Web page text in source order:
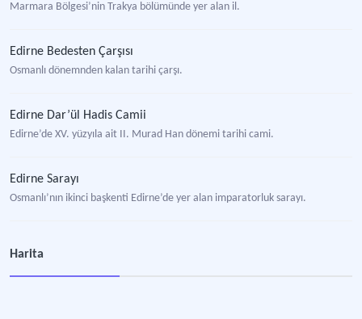
Marmara Bölgesi’nin Trakya bölümünde yer alan il.
Edirne Bedesten Çarşısı
Osmanlı dönemnden kalan tarihi çarşı.
Edirne Dar’ül Hadis Camii
Edirne’de XV. yüzyıla ait II. Murad Han dönemi tarihi cami.
Edirne Sarayı
Osmanlı’nın ikinci başkenti Edirne’de yer alan imparatorluk sarayı.
Harita